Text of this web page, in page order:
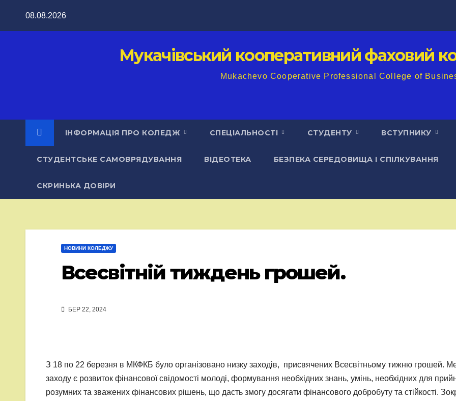
08.08.2026
Мукачівський кооперативний фаховий
Mukachevo Cooperative Professional College of
ІНФОРМАЦІЯ ПРО КОЛЕДЖ СПЕЦІАЛЬНОСТІ СТУДЕНТУ ВСТУПНИКУ
СТУДЕНТСЬКЕ САМОВРЯДУВАННЯ ВІДЕОТЕКА БЕЗПЕКА СЕРЕДОВИЩА І СПІЛКУВАННЯ
СКРИНЬКА ДОВІРИ
НОВИНИ КОЛЕДЖУ
Всесвітній тиждень грошей.
БЕР 22, 2024
З 18 по 22 березня в МКФКБ було організовано низку заходів, присвячених Всесвітньому тижню грошей.
заходу є розвиток фінансової свідомості молоді, формування необхідних знань, умінь, необхідних для
розумних та зважених фінансових рішень, що дасть змогу досягати фінансового добробуту та стійкості.